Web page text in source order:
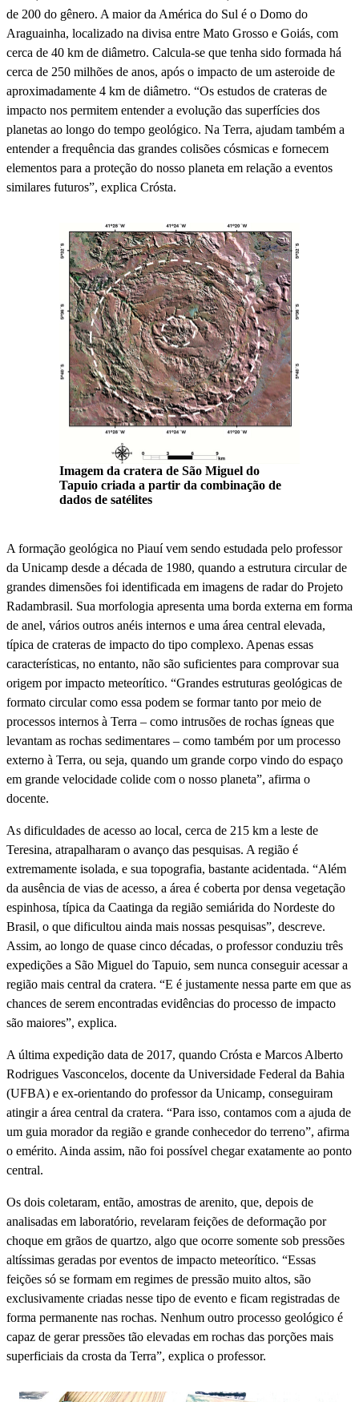
de 200 do gênero. A maior da América do Sul é o Domo do
Araguainha, localizado na divisa entre Mato Grosso e Goiás, com
cerca de 40 km de diâmetro. Calcula-se que tenha sido formada há
cerca de 250 milhões de anos, após o impacto de um asteroide de
aproximadamente 4 km de diâmetro. “Os estudos de crateras de
impacto nos permitem entender a evolução das superfícies dos
planetas ao longo do tempo geológico. Na Terra, ajudam também a
entender a frequência das grandes colisões cósmicas e fornecem
elementos para a proteção do nosso planeta em relação a eventos
similares futuros”, explica Crósta.
Imagem da cratera de São Miguel do
Tapuio criada a partir da combinação de
dados de satélites
A formação geológica no Piauí vem sendo estudada pelo professor
da Unicamp desde a década de 1980, quando a estrutura circular de
grandes dimensões foi identificada em imagens de radar do Projeto
Radambrasil. Sua morfologia apresenta uma borda externa em forma
de anel, vários outros anéis internos e uma área central elevada,
típica de crateras de impacto do tipo complexo. Apenas essas
características, no entanto, não são suficientes para comprovar sua
origem por impacto meteorítico. “Grandes estruturas geológicas de
formato circular como essa podem se formar tanto por meio de
processos internos à Terra – como intrusões de rochas ígneas que
levantam as rochas sedimentares – como também por um processo
externo à Terra, ou seja, quando um grande corpo vindo do espaço
em grande velocidade colide com o nosso planeta”, afirma o
docente.
As dificuldades de acesso ao local, cerca de 215 km a leste de
Teresina, atrapalharam o avanço das pesquisas. A região é
extremamente isolada, e sua topografia, bastante acidentada. “Além
da ausência de vias de acesso, a área é coberta por densa vegetação
espinhosa, típica da Caatinga da região semiárida do Nordeste do
Brasil, o que dificultou ainda mais nossas pesquisas”, descreve.
Assim, ao longo de quase cinco décadas, o professor conduziu três
expedições a São Miguel do Tapuio, sem nunca conseguir acessar a
região mais central da cratera. “E é justamente nessa parte em que as
chances de serem encontradas evidências do processo de impacto
são maiores”, explica.
A última expedição data de 2017, quando Crósta e Marcos Alberto
Rodrigues Vasconcelos, docente da Universidade Federal da Bahia
(UFBA) e ex-orientando do professor da Unicamp, conseguiram
atingir a área central da cratera. “Para isso, contamos com a ajuda de
um guia morador da região e grande conhecedor do terreno”, afirma
o emérito. Ainda assim, não foi possível chegar exatamente ao ponto
central.
Os dois coletaram, então, amostras de arenito, que, depois de
analisadas em laboratório, revelaram feições de deformação por
choque em grãos de quartzo, algo que ocorre somente sob pressões
altíssimas geradas por eventos de impacto meteorítico. “Essas
feições só se formam em regimes de pressão muito altos, são
exclusivamente criadas nesse tipo de evento e ficam registradas de
forma permanente nas rochas. Nenhum outro processo geológico é
capaz de gerar pressões tão elevadas em rochas das porções mais
superficiais da crosta da Terra”, explica o professor.